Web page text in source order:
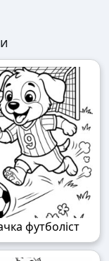
футболіст